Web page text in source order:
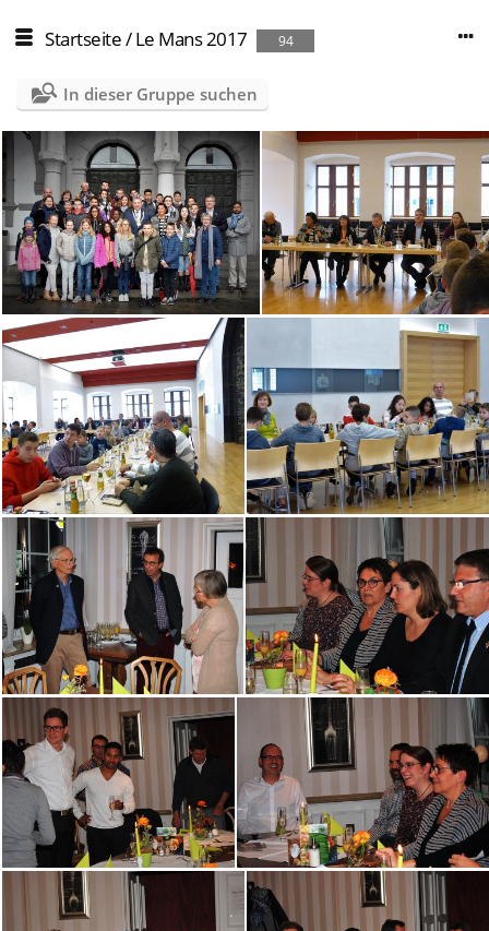
Startseite/Le Mans 2017 94
In dieser Gruppe suchen